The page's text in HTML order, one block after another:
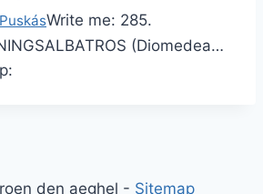
PuskásWrite me: 285.
(Diomedea…
den aeghel - Sitemap